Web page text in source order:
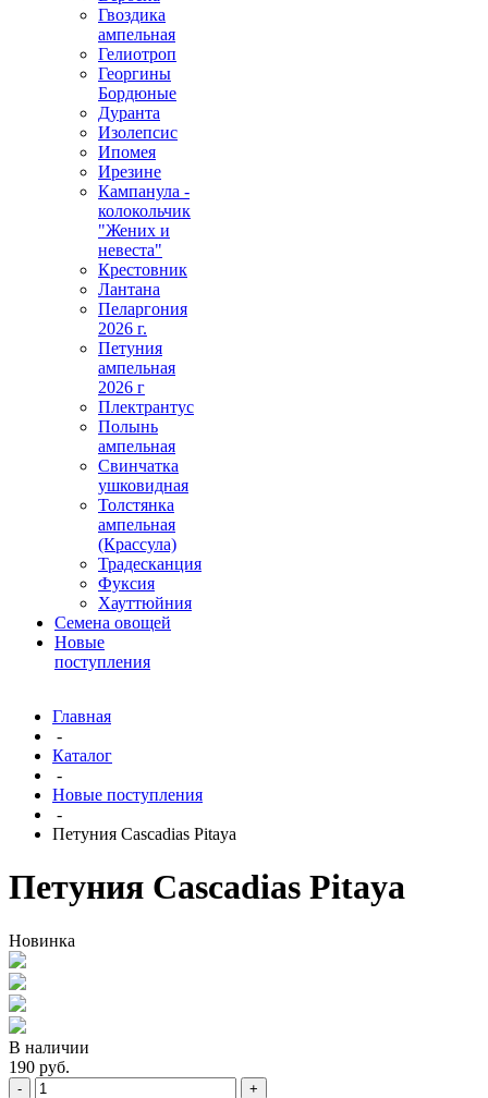
Гвоздика
ампельная
Гелиотроп
Георгины
Бордюные
Дуранта
Изолепсис
Ипомея
Ирезине
Кампанула -
колокольчик
"Жених и
невеста"
Крестовник
Лантана
Пеларгония
2026 г.
Петуния
ампельная
2026 г
Плектрантус
Полынь
ампельная
Свинчатка
ушковидная
Толстянка
ампельная
(Крассула)
Традесканция
Фуксия
Хауттюйния
Семена овощей
Новые
поступления
Главная
-
Каталог
-
Новые поступления
-
Петуния Cascadias Pitaya
Петуния Cascadias Pitaya
Новинка
В наличии
190 руб.
- +